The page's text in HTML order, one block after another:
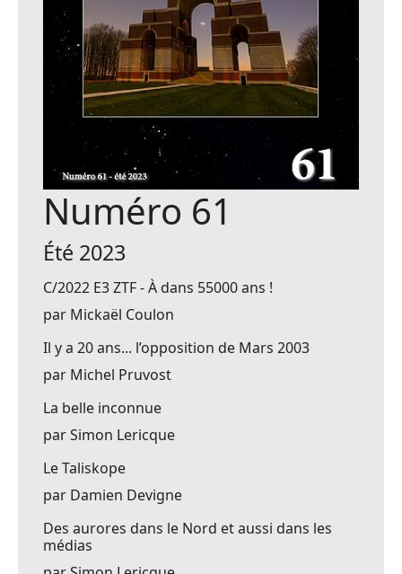
Numéro 61
Été 2023
C/2022 E3 ZTF - À dans 55000 ans !
par Mickaël Coulon
Il y a 20 ans... l’opposition de Mars 2003
par Michel Pruvost
La belle inconnue
par Simon Lericque
Le Taliskope
par Damien Devigne
Des aurores dans le Nord et aussi dans les
médias